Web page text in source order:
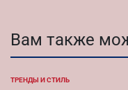
Вам также
ОПУБЛИКОВАНО
ТРЕНДЫ И СТИЛЬ